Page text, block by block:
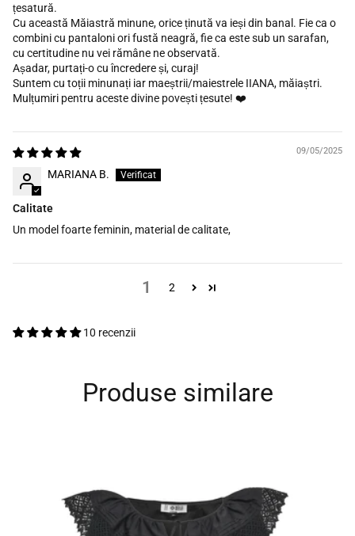
țesatură.
Cu această Măiastră minune, orice ținută va ieși din banal. Fie ca o
combini cu pantaloni ori fustă neagră, fie ca este sub un sarafan,
cu certitudine nu vei rămâne ne observată.
Așadar, purtați-o cu încredere și, curaj!
Suntem cu toții minunați iar maeștrii/maiestrele IIANA, măiaștri.
Mulțumiri pentru aceste divine povești țesute! ❤️
09/05/2025
MARIANA B.
Calitate
Un model foarte feminin, material de calitate,
1 2
10 recenzii
Produse similare